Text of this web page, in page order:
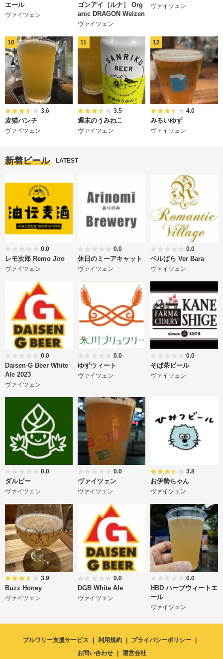
エール
ヴァイツェン
ゴンアイ［ルナ］ Org
anic DRAGON Weizen
ヴァイツェン
ヴァイツェン
3.6
麦猫パンチ
ヴァイツェン
3.5
週末のうみねこ
ヴァイツェン
4.0
みるいゆず
ヴァイツェン
新着ビール LATEST
0.0
レモ次郎 Remo Jiro
ヴァイツェン
0.0
休日のミーアキャット
ヴァイツェン
0.0
ベルばら Ver Bara
ヴァイツェン
0.0
Daisen G Beer White
Ale 2023
ヴァイツェン
0.0
ゆずウィート
ヴァイツェン
0.0
そば茶ビール
ヴァイツェン
0.0
ダルビー
ヴァイツェン
0.0
ヴァイツェン
ヴァイツェン
3.8
お伊勢ちゃん
ヴァイツェン
3.9
Buzz Honey
ヴァイツェン
0.0
DGB White Ale
ヴァイツェン
0.0
HBD ハーブウィートエ
ール
ヴァイツェン
ブルワリー支援サービス 利用規約
プライバシーポリシー
お問い合わせ
運営会社